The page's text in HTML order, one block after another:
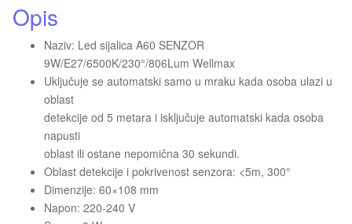
Opis
Naziv: Led sijalica A60 SENZOR
9W/E27/6500K/230°/806Lum Wellmax
Uključuje se automatski samo u mraku kada osoba ulazi u
oblast
detekcije od 5 metara i isključuje automatski kada osoba
napusti
oblast ili ostane nepomična 30 sekundi.
Oblast detekcije i pokrivenost senzora: <5m, 300°
Dimenzije: 60×108 mm
Napon: 220-240 V